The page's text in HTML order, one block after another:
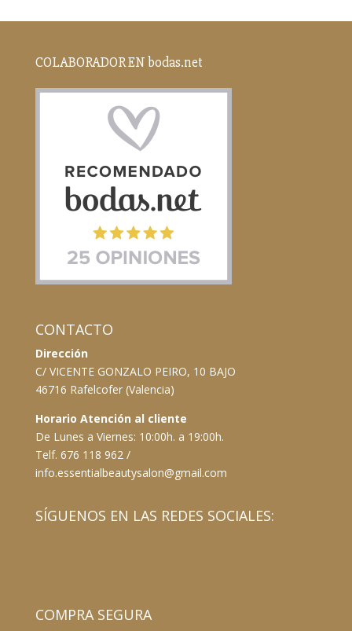
COLABORADOR EN bodas.net
CONTACTO
Dirección
C/ VICENTE GONZALO PEIRO, 10 BAJO
46716 Rafelcofer (Valencia)
Horario Atención al cliente
De Lunes a Viernes: 10:00h. a 19:00h.
Telf. 676 118 962 /
info.essentialbeautysalon@gmail.com
SÍGUENOS EN LAS REDES SOCIALES:
COMPRA SEGURA